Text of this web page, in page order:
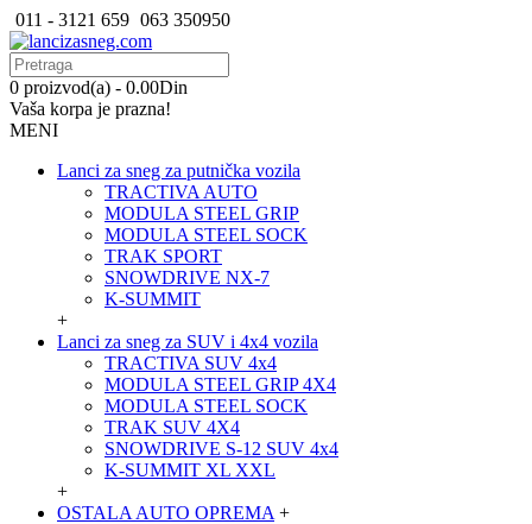
011 - 3121 659 063 350950
0 proizvod(a) - 0.00Din
Vaša korpa je prazna!
MENI
Lanci za sneg za putnička vozila
TRACTIVA AUTO
MODULA STEEL GRIP
MODULA STEEL SOCK
TRAK SPORT
SNOWDRIVE NX-7
K-SUMMIT
+
Lanci za sneg za SUV i 4x4 vozila
TRACTIVA SUV 4x4
MODULA STEEL GRIP 4X4
MODULA STEEL SOCK
TRAK SUV 4X4
SNOWDRIVE S-12 SUV 4x4
K-SUMMIT XL XXL
+
OSTALA AUTO OPREMA +